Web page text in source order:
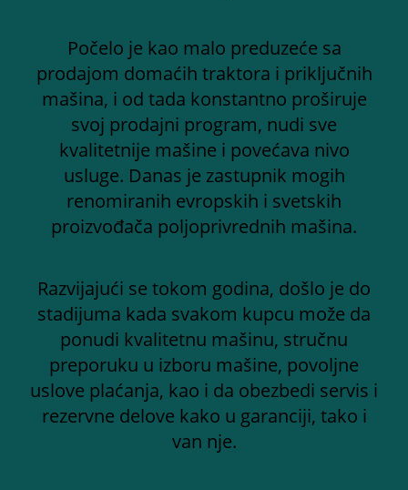
Počelo je kao malo preduzeće sa
prodajom domaćih traktora i priključnih
mašina, i od tada konstantno proširuje
svoj prodajni program, nudi sve
kvalitetnije mašine i povećava nivo
usluge. Danas je zastupnik mogih
renomiranih evropskih i svetskih
proizvođača poljoprivrednih mašina.
Razvijajući se tokom godina, došlo je do
stadijuma kada svakom kupcu može da
ponudi kvalitetnu mašinu, stručnu
preporuku u izboru mašine, povoljne
uslove plaćanja, kao i da obezbedi servis i
rezervne delove kako u garanciji, tako i
van nje.